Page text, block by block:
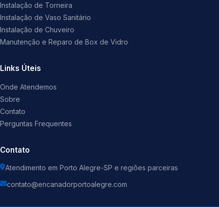
Instalação de Torneira
Instalação de Vaso Sanitário
Instalação de Chuveiro
Manutenção e Reparo de Box de Vidro
Links Úteis
Onde Atendemos
Sobre
Contato
Perguntas Frequentes
Contato
Atendimento em Porto Alegre-SP e regiões parceiras
contato@encanadorportoalegre.com